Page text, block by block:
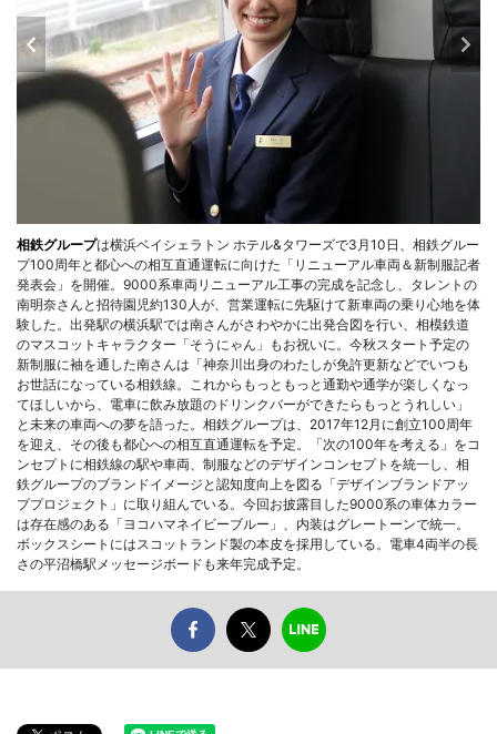
相鉄グループは横浜ベイシェラトン ホテル&タワーズで3月10日、相鉄グルー
プ100周年と都心への相互直通運転に向けた「リニューアル車両＆新制服記者
発表会」を開催。9000系車両リニューアル工事の完成を記念し、タレントの
南明奈さんと招待園児約130人が、営業運転に先駆けて新車両の乗り心地を体
験した。出発駅の横浜駅では南さんがさわやかに出発合図を行い、相模鉄道
のマスコットキャラクター「そうにゃん」もお祝いに。今秋スタート予定の
新制服に袖を通した南さんは「神奈川出身のわたしが免許更新などでいつも
お世話になっている相鉄線。これからもっともっと通勤や通学が楽しくなっ
てほしいから、電車に飲み放題のドリンクバーができたらもっとうれしい」
と未来の車両への夢を語った。相鉄グループは、2017年12月に創立100周年
を迎え、その後も都心への相互直通運転を予定。「次の100年を考える」をコ
ンセプトに相鉄線の駅や車両、制服などのデザインコンセプトを統一し、相
鉄グループのブランドイメージと認知度向上を図る「デザインブランドアッ
ププロジェクト」に取り組んでいる。今回お披露目した9000系の車体カラー
は存在感のある「ヨコハマネイビーブルー」、内装はグレートーンで統一。
ボックスシートにはスコットランド製の本皮を採用している。電車4両半の長
さの平沼橋駅メッセージボードも来年完成予定。